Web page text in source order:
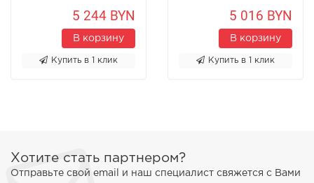
5 244 BYN
В корзину
Купить в 1 клик
5 016 BYN
В корзину
Купить в 1 клик
Хотите стать партнером?
Отправьте свой email и наш специалист свяжется с Вами